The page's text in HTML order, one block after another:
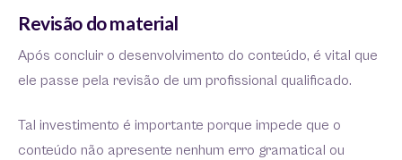
Revisão do material
Após concluir o desenvolvimento do conteúdo, é vital que
ele passe pela revisão de um profissional qualificado.
Tal investimento é importante porque impede que o
conteúdo não apresente nenhum erro gramatical ou